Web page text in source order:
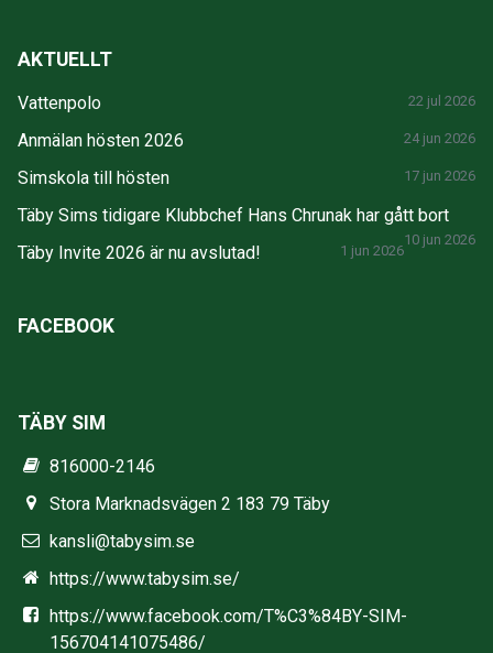
AKTUELLT
Vattenpolo 22 jul 2026
Anmälan hösten 2026 24 jun 2026
Simskola till hösten 17 jun 2026
Täby Sims tidigare Klubbchef Hans Chrunak har gått bort
10 jun 2026
Täby Invite 2026 är nu avslutad! 1 jun 2026
FACEBOOK
TÄBY SIM
816000-2146
Stora Marknadsvägen 2 183 79 Täby
kansli@tabysim.se
https://www.tabysim.se/
https://www.facebook.com/T%C3%84BY-SIM-
156704141075486/